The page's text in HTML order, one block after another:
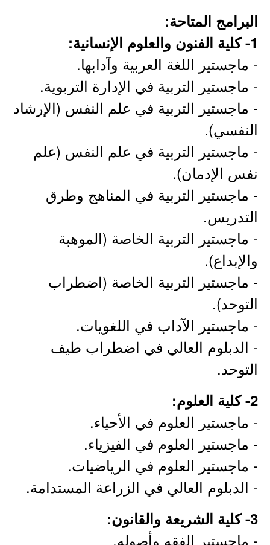
البرامج المتاحة:
1- كلية الفنون والعلوم الإنسانية:
- ماجستير اللغة العربية وآدابها.
- ماجستير التربية في الإدارة التربوية.
- ماجستير التربية في علم النفس (الإرشاد
النفسي).
- ماجستير التربية في علم النفس (علم
نفس الإدمان).
- ماجستير التربية في المناهج وطرق
التدريس.
- ماجستير التربية الخاصة (الموهبة
والإبداع).
- ماجستير التربية الخاصة (اضطراب
التوحد).
- ماجستير الآداب في اللغويات.
- الدبلوم العالي في اضطراب طيف
التوحد.
2- كلية العلوم:
- ماجستير العلوم في الأحياء.
- ماجستير العلوم في الفيزياء.
- ماجستير العلوم في الرياضيات.
- الدبلوم العالي في الزراعة المستدامة.
3- كلية الشريعة والقانون:
- ماجستير الفقه وأصوله.